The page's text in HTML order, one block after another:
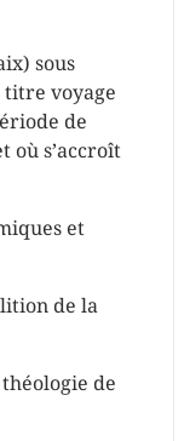
sous
titre voyage
de
où s’accroît
et
de la
de